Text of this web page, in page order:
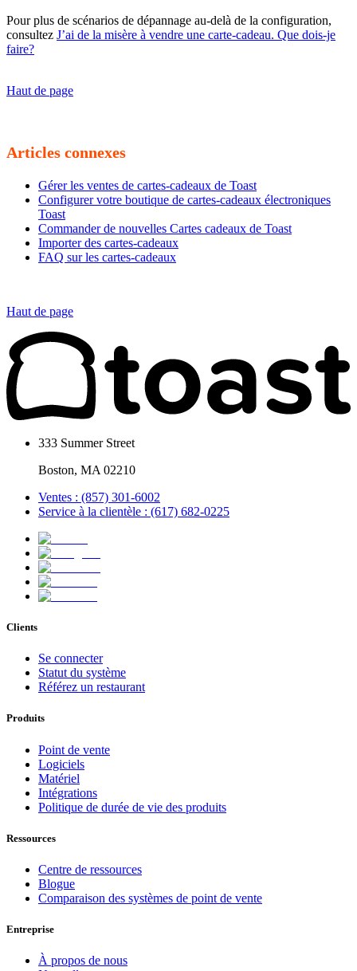
Pour plus de scénarios de dépannage au-delà de la configuration,
consultez J’ai de la misère à vendre une carte-cadeau. Que dois-je
faire?
Haut de page
Articles connexes
Gérer les ventes de cartes-cadeaux de Toast
Configurer votre boutique de cartes-cadeaux électroniques
Toast
Commander de nouvelles Cartes cadeaux de Toast
Importer des cartes-cadeaux
FAQ sur les cartes-cadeaux
Haut de page
333 Summer Street
Boston, MA 02210
Ventes : (857) 301-6002
Service à la clientèle : (617) 682-0225
Clients
Se connecter
Statut du système
Référez un restaurant
Produits
Point de vente
Logiciels
Matériel
Intégrations
Politique de durée de vie des produits
Ressources
Centre de ressources
Blogue
Comparaison des systèmes de point de vente
Entreprise
À propos de nous